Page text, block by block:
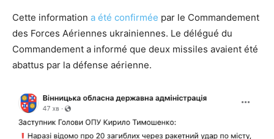
Cette information a été confirmée par le Commandement
des Forces Aériennes ukrainiennes. Le délégué du
Commandement a informé que deux missiles avaient été
abattus par la défense aérienne.